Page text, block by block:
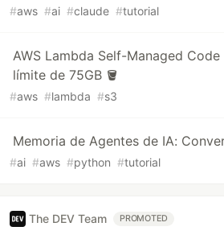
#aws #ai #claude #tutorial
AWS Lambda Self-Managed
límite de 75GB 🪣
#aws #lambda #s3
Memoria de Agentes de IA:
#ai #aws #python #tutorial
The DEV Team PROMOTED